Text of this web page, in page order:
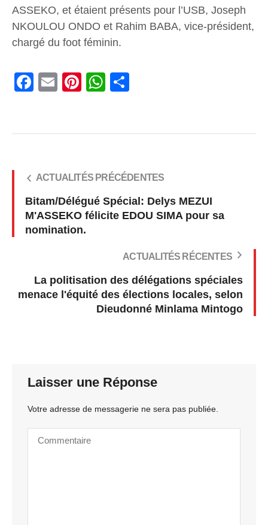
ASSEKO, et étaient présents pour l’USB, Joseph
NKOULOU ONDO et Rahim BABA, vice-président,
chargé du foot féminin.
Facebook
Email PinterestWhatsApp
ACTUALITÉS PRÉCÉDENTES
Bitam/Délégué Spécial: Delys MEZUI
M'ASSEKO félicite EDOU SIMA pour sa
nomination.
ACTUALITÉS RÉCENTES
La politisation des délégations spéciales
menace l'équité des élections locales, selon
Dieudonné Minlama Mintogo
Laisser une Réponse
Votre adresse de messagerie ne sera pas publiée.